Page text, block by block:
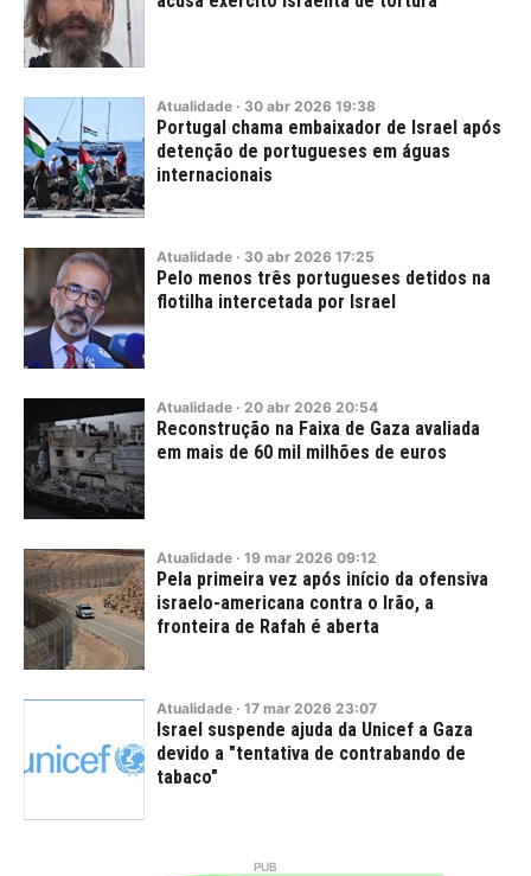
Atualidade · 30 abr 2026 19:38
Portugal chama embaixador de Israel após
detenção de portugueses em águas
internacionais
Atualidade · 30 abr 2026 17:25
Pelo menos três portugueses detidos na
flotilha intercetada por Israel
Atualidade · 20 abr 2026 20:54
Reconstrução na Faixa de Gaza avaliada
em mais de 60 mil milhões de euros
Atualidade · 19 mar 2026 09:12
Pela primeira vez após início da ofensiva
israelo-americana contra o Irão, a
fronteira de Rafah é aberta
Atualidade · 17 mar 2026 23:07
Israel suspende ajuda da Unicef a Gaza
devido a "tentativa de contrabando de
tabaco"